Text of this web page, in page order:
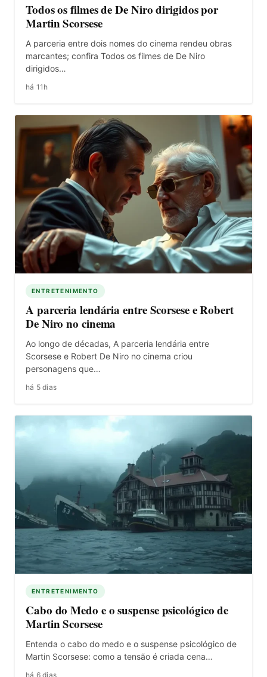
Todos os filmes de De Niro dirigidos por
Martin Scorsese
A parceria entre dois nomes do cinema rendeu obras
marcantes; confira Todos os filmes de De Niro
dirigidos…
há 11h
ENTRETENIMENTO
A parceria lendária entre Scorsese e Robert
De Niro no cinema
Ao longo de décadas, A parceria lendária entre
Scorsese e Robert De Niro no cinema criou
personagens que…
há 5 dias
ENTRETENIMENTO
Cabo do Medo e o suspense psicológico de
Martin Scorsese
Entenda o cabo do medo e o suspense psicológico de
Martin Scorsese: como a tensão é criada cena…
há 6 dias